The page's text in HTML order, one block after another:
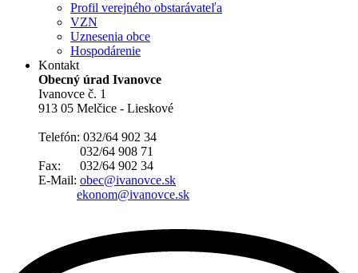
Profil verejného obstarávateľa
VZN
Uznesenia obce
Hospodárenie
Kontakt
Obecný úrad Ivanovce
Ivanovce č. 1
913 05 Melčice - Lieskové
Telefón: 032/64 902 34
032/64 908 71
Fax: 032/64 902 34
E-Mail: obec@ivanovce.sk
ekonom@ivanovce.sk